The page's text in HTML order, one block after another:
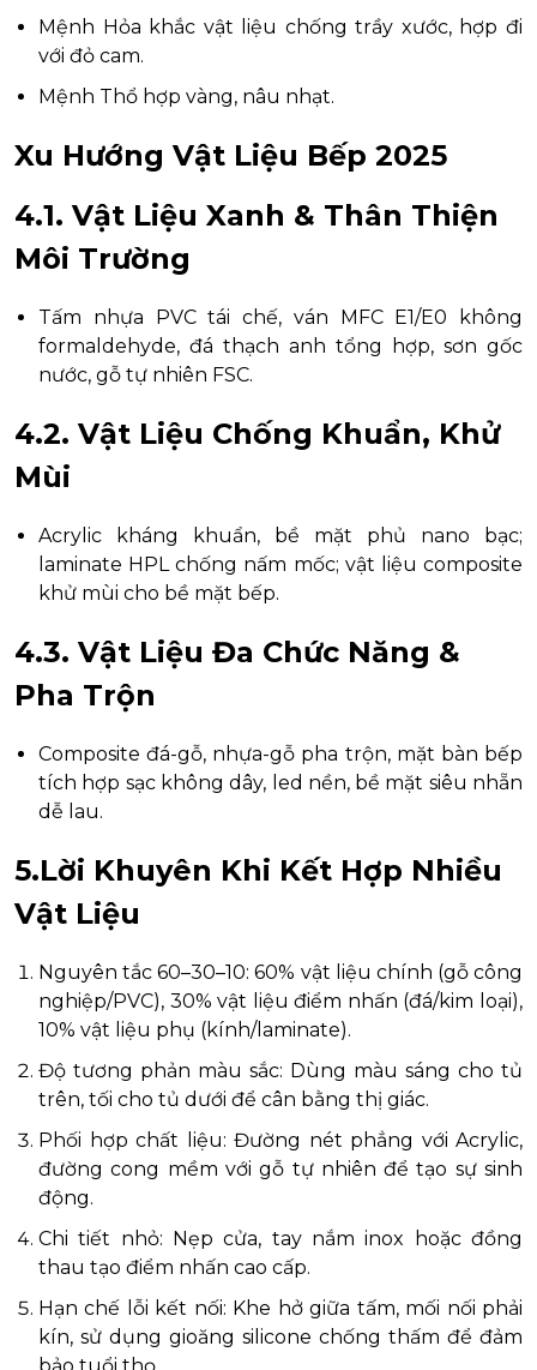
Mệnh Hỏa khắc vật liệu chống trầy xước, hợp đi
với đỏ cam.
Mệnh Thổ hợp vàng, nâu nhạt.
Xu Hướng Vật Liệu Bếp 2025
4.1. Vật Liệu Xanh & Thân Thiện
Môi Trường
Tấm nhựa PVC tái chế, ván MFC E1/E0 không
formaldehyde, đá thạch anh tổng hợp, sơn gốc
nước, gỗ tự nhiên FSC.
4.2. Vật Liệu Chống Khuẩn, Khử
Mùi
Acrylic kháng khuẩn, bề mặt phủ nano bạc;
laminate HPL chống nấm mốc; vật liệu composite
khử mùi cho bề mặt bếp.
4.3. Vật Liệu Đa Chức Năng &
Pha Trộn
Composite đá-gỗ, nhựa-gỗ pha trộn, mặt bàn bếp
tích hợp sạc không dây, led nền, bề mặt siêu nhẵn
dễ lau.
5.Lời Khuyên Khi Kết Hợp Nhiều
Vật Liệu
Nguyên tắc 60–30–10: 60% vật liệu chính (gỗ công
nghiệp/PVC), 30% vật liệu điểm nhấn (đá/kim loại),
10% vật liệu phụ (kính/laminate).
Độ tương phản màu sắc: Dùng màu sáng cho tủ
trên, tối cho tủ dưới để cân bằng thị giác.
Phối hợp chất liệu: Đường nét phẳng với Acrylic,
đường cong mềm với gỗ tự nhiên để tạo sự sinh
động.
Chi tiết nhỏ: Nẹp cửa, tay nắm inox hoặc đồng
thau tạo điểm nhấn cao cấp.
Hạn chế lỗi kết nối: Khe hở giữa tấm, mối nối phải
kín, sử dụng gioăng silicone chống thấm để đảm